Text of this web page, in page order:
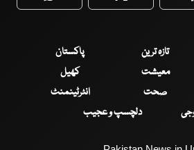
WhatsApp Twitter
تازہ ترین
پاکستان
معیشت
کھیل
صحت
انٹرٹینمنٹ
دلچسپ و عجیب